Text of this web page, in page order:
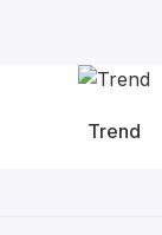
Trend